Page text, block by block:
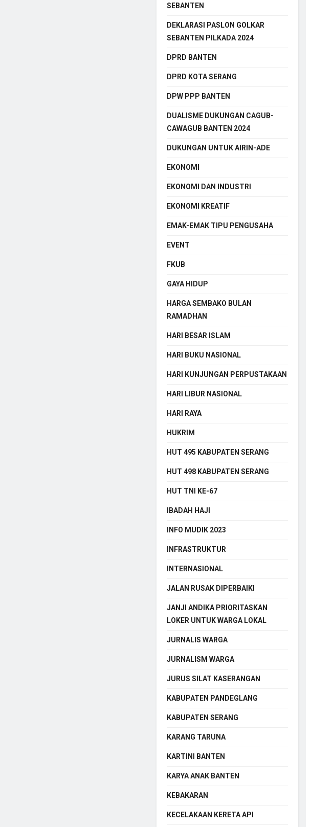
SEBANTEN
DEKLARASI PASLON GOLKAR
SEBANTEN PILKADA 2024
DPRD BANTEN
DPRD KOTA SERANG
DPW PPP BANTEN
DUALISME DUKUNGAN CAGUB-
CAWAGUB BANTEN 2024
DUKUNGAN UNTUK AIRIN-ADE
EKONOMI
EKONOMI DAN INDUSTRI
EKONOMI KREATIF
EMAK-EMAK TIPU PENGUSAHA
EVENT
FKUB
GAYA HIDUP
HARGA SEMBAKO BULAN
RAMADHAN
HARI BESAR ISLAM
HARI BUKU NASIONAL
HARI KUNJUNGAN PERPUSTAKAAN
HARI LIBUR NASIONAL
HARI RAYA
HUKRIM
HUT 495 KABUPATEN SERANG
HUT 498 KABUPATEN SERANG
HUT TNI KE-67
IBADAH HAJI
INFO MUDIK 2023
INFRASTRUKTUR
INTERNASIONAL
JALAN RUSAK DIPERBAIKI
JANJI ANDIKA PRIORITASKAN
LOKER UNTUK WARGA LOKAL
JURNALIS WARGA
JURNALISM WARGA
JURUS SILAT KASERANGAN
KABUPATEN PANDEGLANG
KABUPATEN SERANG
KARANG TARUNA
KARTINI BANTEN
KARYA ANAK BANTEN
KEBAKARAN
KECELAKAAN KERETA API